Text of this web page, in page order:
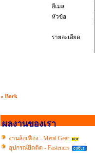
อีเมล
หัวข้อ
รายละเอียด
« Back
ผลงานของเรา
งานล้อเฟือง - Metal Gear
อุปกรณ์ยึดติด - Fasteners